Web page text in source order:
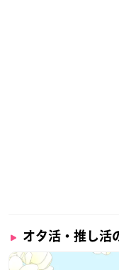
オタ活・推し活